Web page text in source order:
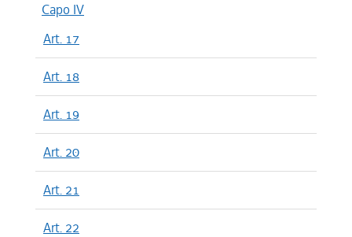
Capo IV
Art. 17
Art. 18
Art. 19
Art. 20
Art. 21
Art. 22